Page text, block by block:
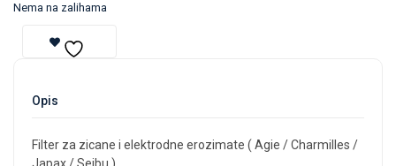
Nema na zalihama
Opis
Filter za zicane i elektrodne erozimate ( Agie / Charmilles /